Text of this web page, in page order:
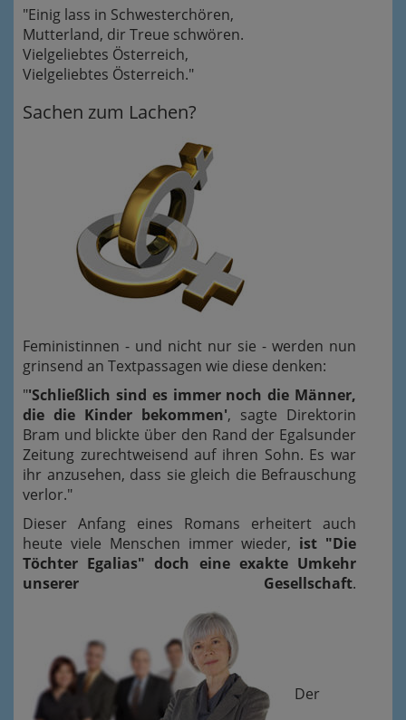
"Einig lass in Schwesterchören,
Mutterland, dir Treue schwören.
Vielgeliebtes Österreich,
Vielgeliebtes Österreich."
Sachen zum Lachen?
Feministinnen - und nicht nur sie - werden nun
grinsend an Textpassagen wie diese denken:
"'Schließlich sind es immer noch die Männer,
die die Kinder bekommen', sagte Direktorin
Bram und blickte über den Rand der Egalsunder
Zeitung zurechtweisend auf ihren Sohn. Es war
ihr anzusehen, dass sie gleich die Befrauschung
verlor."
Dieser Anfang eines Romans erheitert auch
heute viele Menschen immer wieder, ist "Die
Töchter Egalias" doch eine exakte Umkehr
unserer Gesellschaft.
Der